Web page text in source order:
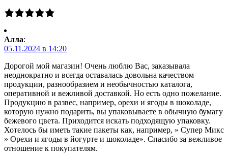
Алла:
05.11.2024 в 14:20
Дорогой мой магазин! Очень люблю Вас, заказывала
неоднократно и всегда оставалась довольна качеством
продукции, разнообразием и необычностью каталога,
оперативной и вежливой доставкой. Но есть одно пожелание.
Продукцию в развес, например, орехи и ягоды в шоколаде,
которую нужно подарить, вы упаковываете в обычную бумагу
бежевого цвета. Приходится искать подходящую упаковку.
Хотелось бы иметь такие пакеты как, например, » Супер Микс
» Орехи и ягоды в йогурте и шоколаде». Спасибо за вежливое
отношение к покупателям.